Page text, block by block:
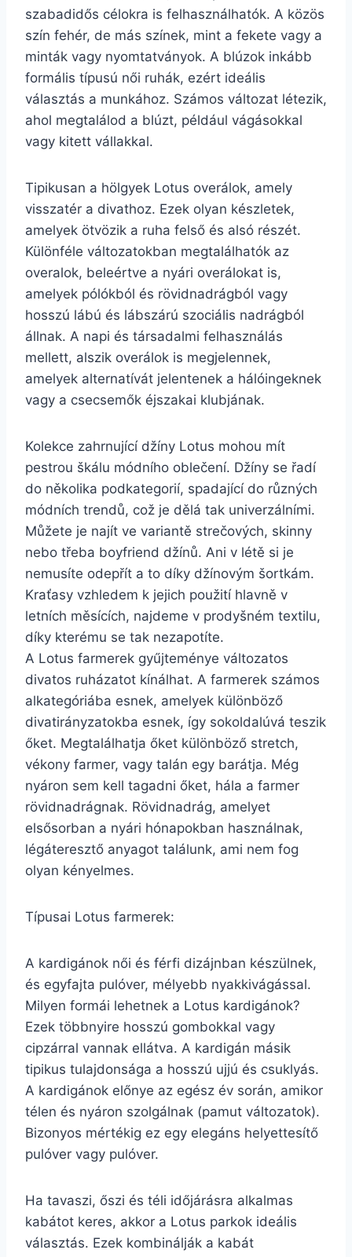
szabadidős célokra is felhasználhatók. A közös
szín fehér, de más színek, mint a fekete vagy a
minták vagy nyomtatványok. A blúzok inkább
formális típusú női ruhák, ezért ideális
választás a munkához. Számos változat létezik,
ahol megtalálod a blúzt, például vágásokkal
vagy kitett vállakkal.
Tipikusan a hölgyek Lotus overálok, amely
visszatér a divathoz. Ezek olyan készletek,
amelyek ötvözik a ruha felső és alsó részét.
Különféle változatokban megtalálhatók az
overalok, beleértve a nyári overálokat is,
amelyek pólókból és rövidnadrágból vagy
hosszú lábú és lábszárú szociális nadrágból
állnak. A napi és társadalmi felhasználás
mellett, alszik overálok is megjelennek,
amelyek alternatívát jelentenek a hálóingeknek
vagy a csecsemők éjszakai klubjának.
Kolekce zahrnující džíny Lotus mohou mít
pestrou škálu módního oblečení. Džíny se řadí
do několika podkategorií, spadající do různých
módních trendů, což je dělá tak univerzálními.
Můžete je najít ve variantě strečových, skinny
nebo třeba boyfriend džínů. Ani v létě si je
nemusíte odepřít a to díky džínovým šortkám.
Kraťasy vzhledem k jejich použití hlavně v
letních měsících, najdeme v prodyšném textilu,
díky kterému se tak nezapotíte.
A Lotus farmerek gyűjteménye változatos
divatos ruházatot kínálhat. A farmerek számos
alkategóriába esnek, amelyek különböző
divatirányzatokba esnek, így sokoldalúvá teszik
őket. Megtalálhatja őket különböző stretch,
vékony farmer, vagy talán egy barátja. Még
nyáron sem kell tagadni őket, hála a farmer
rövidnadrágnak. Rövidnadrág, amelyet
elsősorban a nyári hónapokban használnak,
légáteresztő anyagot találunk, ami nem fog
olyan kényelmes.
Típusai Lotus farmerek:
A kardigánok női és férfi dizájnban készülnek,
és egyfajta pulóver, mélyebb nyakkivágással.
Milyen formái lehetnek a Lotus kardigánok?
Ezek többnyire hosszú gombokkal vagy
cipzárral vannak ellátva. A kardigán másik
tipikus tulajdonsága a hosszú ujjú és csuklyás.
A kardigánok előnye az egész év során, amikor
télen és nyáron szolgálnak (pamut változatok).
Bizonyos mértékig ez egy elegáns helyettesítő
pulóver vagy pulóver.
Ha tavaszi, őszi és téli időjárásra alkalmas
kabátot keres, akkor a Lotus parkok ideális
választás. Ezek kombinálják a kabát